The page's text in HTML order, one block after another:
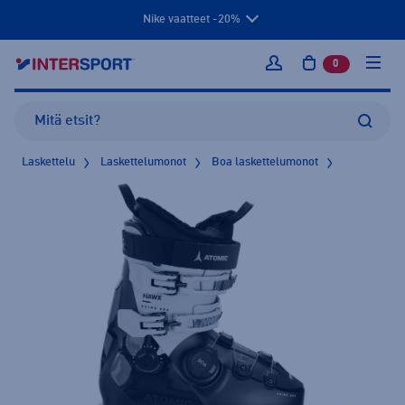
Nike vaatteet -20%
Kirjaudu sisään
0 tuotetta
Laskettelu Laskettelumonot Boa laskettelumonot